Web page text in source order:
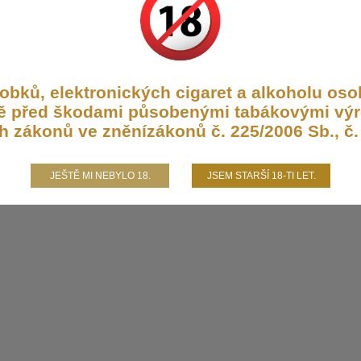
elektronických cigaret a alkoholu
před škodami působenými tabákovými
ve zněnízákonů č. 225/2006 Sb., č.
JEŠTĚ MI NEBYLO 18. JSEM STARŠÍ 18-TI LET.